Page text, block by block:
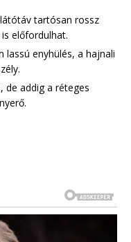
tartósan rossz
előfordulhat.
lassú enyhülés, a hajnali
, de addig a réteges